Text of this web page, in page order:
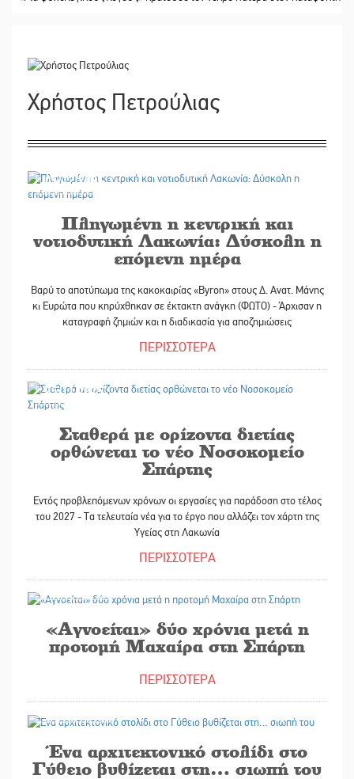
Χρήστος Πετρούλιας
05/12/2025
Πληγωμένη η κεντρική και
νoτιοδυτική Λακωνία: Δύσκολη η
επόμενη ημέρα
Βαρύ το αποτύπωμα της κακοκαιρίας «Byron» στους Δ. Ανατ. Μάνης
κι Ευρώτα που κηρύχθηκαν σε έκτακτη ανάγκη (ΦΩΤΟ) - Άρχισαν η
καταγραφή ζημιών και η διαδικασία για αποζημιώσεις
ΠΕΡΙΣΣΟΤΕΡΑ
25/11/2025
Σταθερά με ορίζοντα διετίας
ορθώνεται το νέο Νοσοκομείο
Σπάρτης
Εντός προβλεπόμενων χρόνων οι εργασίες για παράδοση στο τέλος
του 2027 - Τα τελευταία νέα για το έργο που αλλάζει τον χάρτη της
Υγείας στη Λακωνία
ΠΕΡΙΣΣΟΤΕΡΑ
«Αγνοείται» δύο χρόνια μετά η
προτομή Μαχαίρα στη Σπάρτη
ΠΕΡΙΣΣΟΤΕΡΑ
Ένα αρχιτεκτονικό στολίδι στο
Γύθειο βυθίζεται στη… σιωπή του